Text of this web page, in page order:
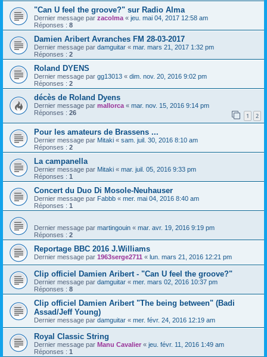
"Can U feel the groove?" sur Radio Alma
Dernier message par zacolma « jeu. mai 04, 2017 12:58 am
Réponses : 8
Damien Aribert Avranches FM 28-03-2017
Dernier message par damguitar « mar. mars 21, 2017 1:32 pm
Réponses : 2
Roland DYENS
Dernier message par gg13013 « dim. nov. 20, 2016 9:02 pm
Réponses : 2
décès de Roland Dyens
Dernier message par mallorca « mar. nov. 15, 2016 9:14 pm
Réponses : 26 1 2
Pour les amateurs de Brassens ...
Dernier message par Mitaki « sam. juil. 30, 2016 8:10 am
Réponses : 2
La campanella
Dernier message par Mitaki « mar. juil. 05, 2016 9:33 pm
Réponses : 1
Concert du Duo Di Mosole-Neuhauser
Dernier message par Fabbb « mer. mai 04, 2016 8:40 am
Réponses : 1
Dernier message par martingouin « mar. avr. 19, 2016 9:19 pm
Réponses : 2
Reportage BBC 2016 J.Williams
Dernier message par 1963serge2711 « lun. mars 21, 2016 12:21 pm
Clip officiel Damien Aribert - "Can U feel the groove?"
Dernier message par damguitar « mer. mars 02, 2016 10:37 pm
Réponses : 8
Clip officiel Damien Aribert "The being between" (Badi
Assad/Jeff Young)
Dernier message par damguitar « mer. févr. 24, 2016 12:19 am
Royal Classic String
Dernier message par Manu Cavalier « jeu. févr. 11, 2016 1:49 am
Réponses : 1